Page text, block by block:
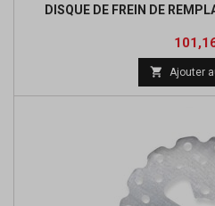
DISQUE DE FREIN DE
Prix
 Ajouter